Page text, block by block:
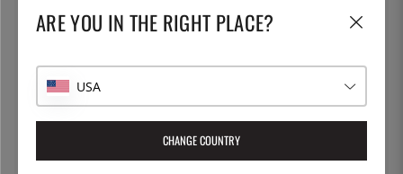
Baguette Dessertgaffel, 183mm
66:-
Tårtspade, 260 mm - Östlin
79:-
ARE YOU IN THE RIGHT PLACE?
USA
CHANGE COUNTRY